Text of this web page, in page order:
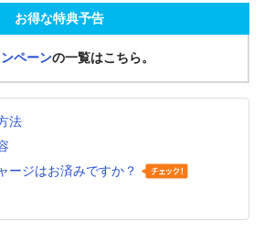
お得な特典予告
ペーンの一覧はこちら。
法
ージはお済みですか？